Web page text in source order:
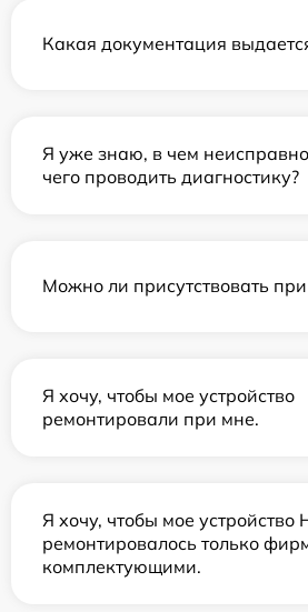
Какая документация
Я уже знаю, в чем
чего проводить диагностику?
Можно ли присутствовать
Я хочу, чтобы мое устройство
ремонтировали при мне.
Я хочу, чтобы мое устройство
ремонтировалось только
комплектующими.